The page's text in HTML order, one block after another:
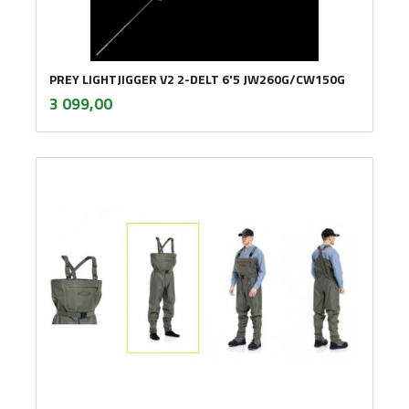
PREY LIGHTJIGGER V2 2-DELT 6'5 JW260G/CW150G
Pris
3 099,00mva.